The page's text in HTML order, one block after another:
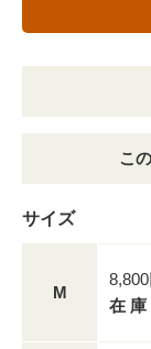
こ
サイズ
M
在 庫